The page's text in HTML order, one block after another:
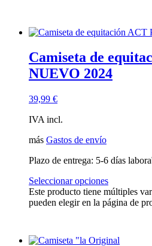
Camiseta de
NUEVO 2024
39,99 €
IVA incl.
más Gastos de envío
Plazo de entrega: 5-6 días
Seleccionar opciones
Este producto tiene múltiples
pueden elegir en la página de